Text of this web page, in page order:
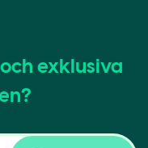
exklusiva